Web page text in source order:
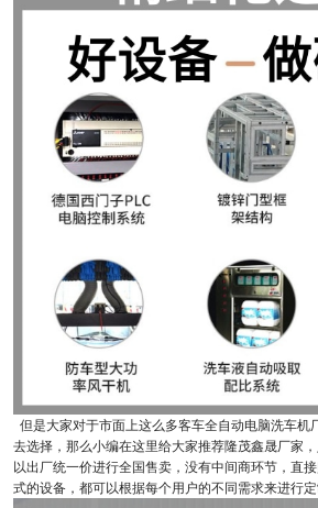
但是大家对于市面上这么多客车全自动电脑洗车机
去选择，那么小编在这里给大家推荐隆茂鑫晟厂家
以出厂统一价进行全国售卖，没有中间商环节，直
式的设备，都可以根据每个用户的不同需求来进行定